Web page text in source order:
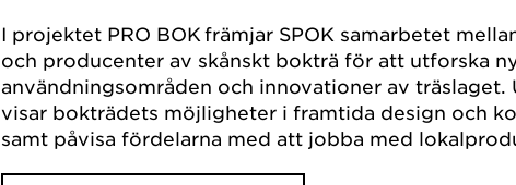
I projektet PRO BOK främjar SPOK samarbetet
och producenter av skånskt bokträ för att utforska
användningsområden och innovationer av träslaget.
visar bokträdets möjligheter i framtida design och
samt påvisa fördelarna med att jobba med